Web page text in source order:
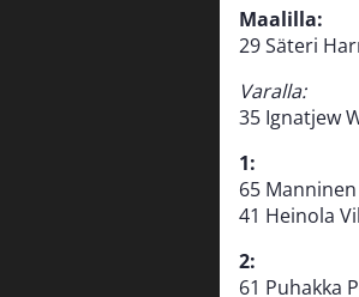
Maalilla:
29 Säteri
Varalla:
35 Ignatjew
1:
65
41 Heinola
2:
61 Puhakka